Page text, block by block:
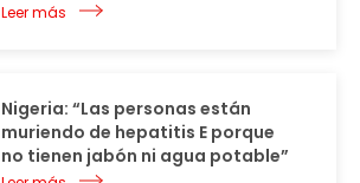
Leer más
Nigeria: “Las personas están
muriendo de hepatitis E porque
no tienen jabón ni agua potable”